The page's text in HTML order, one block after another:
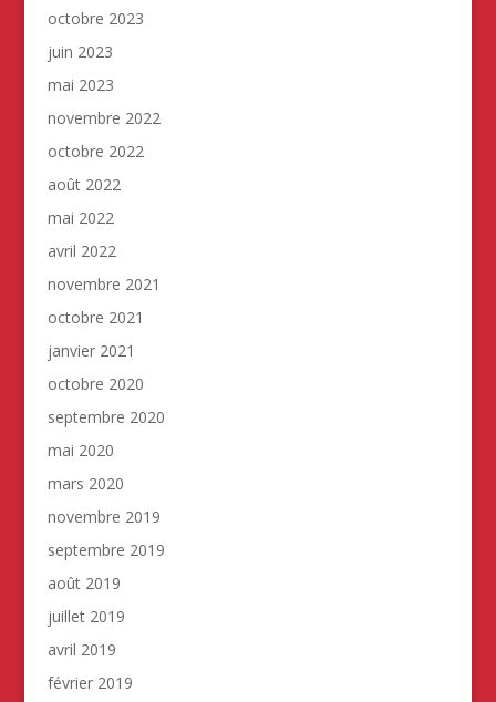
octobre 2023
juin 2023
mai 2023
novembre 2022
octobre 2022
août 2022
mai 2022
avril 2022
novembre 2021
octobre 2021
janvier 2021
octobre 2020
septembre 2020
mai 2020
mars 2020
novembre 2019
septembre 2019
août 2019
juillet 2019
avril 2019
février 2019